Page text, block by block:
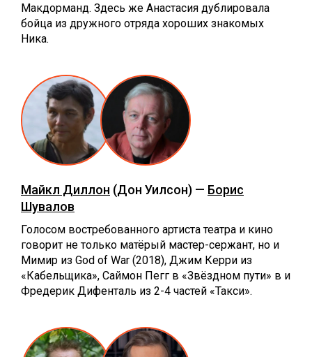
Макдорманд. Здесь же Анастасия дублировала
бойца из дружного отряда хороших знакомых
Ника.
Майкл Диллон (Дон Уилсон) — Борис
Шувалов
Голосом востребованного артиста театра и кино
говорит не только матёрый мастер-сержант, но и
Мимир из God of War (2018), Джим Керри из
«Кабельщика», Саймон Пегг в «Звёздном пути» в и
Фредерик Дифенталь из 2-4 частей «Такси».